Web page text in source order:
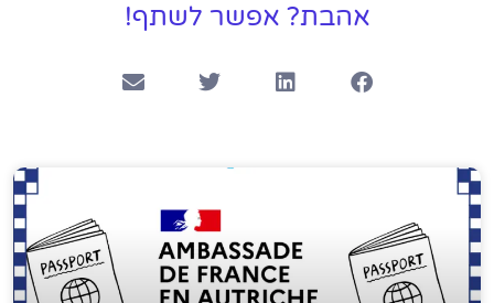
אהבת? אפשר לשתף!